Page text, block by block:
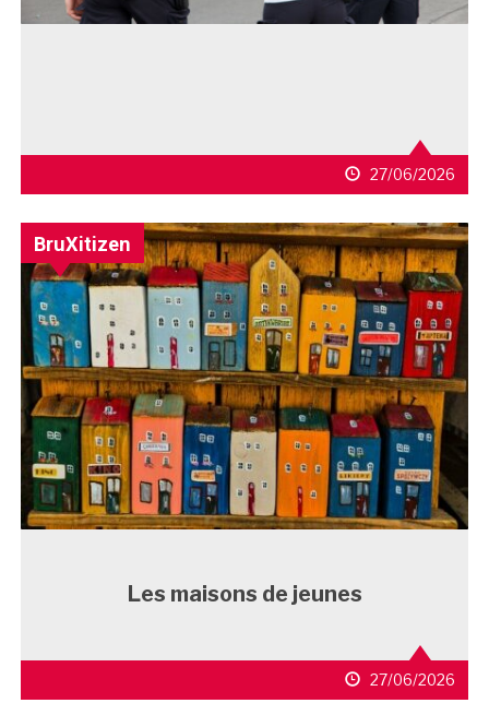
27/06/2026
BruXitizen
Les maisons de jeunes
27/06/2026